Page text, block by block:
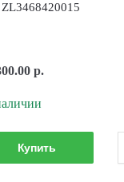
р.
Количество
товара
Купить